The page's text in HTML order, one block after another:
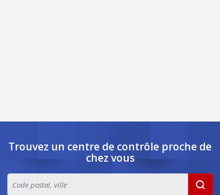
Trouvez un centre de contrôle proche de
chez vous